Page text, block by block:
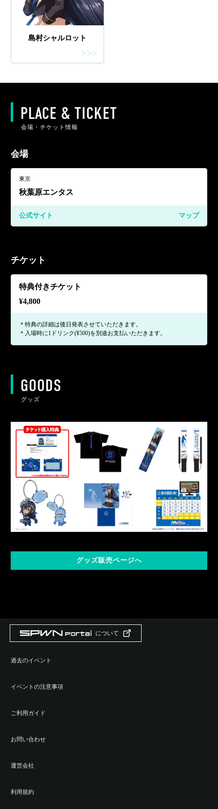
島村シャルロット
>>>
PLACE & TICKET
会場・チケット情報
会場
東京
秋葉原エンタス
公式サイト マップ
チケット
特典付きチケット
¥4,800
＊特典の詳細は後日発表させていただきます。
＊入場時に1ドリンク(¥500)を別途お支払いただきます。
GOODS
グッズ
グッズ販売ページへ
について
過去のイベント
イベントの注意事項
ご利用ガイド
お問い合わせ
運営会社
利用規約